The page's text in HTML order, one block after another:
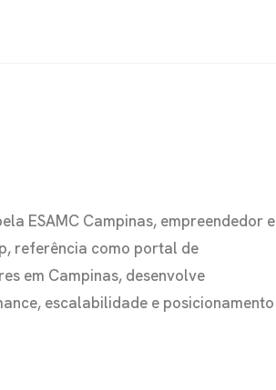
ESAMC Campinas, empreendedor e
referência como portal de
em Campinas, desenvolve
escalabilidade e posicionamento